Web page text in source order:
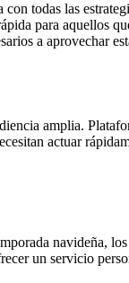
todas las
para aquellos
a aprovechar
amplia.
actuar
navideña,
un servicio